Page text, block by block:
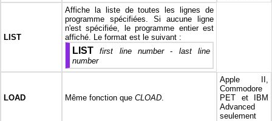
LIST
Affiche la liste de toutes les lignes de
programme spécifiées. Si aucune ligne
n'est spécifiée, le programme entier est
affiché. Le format est le suivant :
LIST first line number- last line
number
LOAD Même fonction que CLOAD.
Apple II,
Commodore
PET et IBM
Advanced
seulement